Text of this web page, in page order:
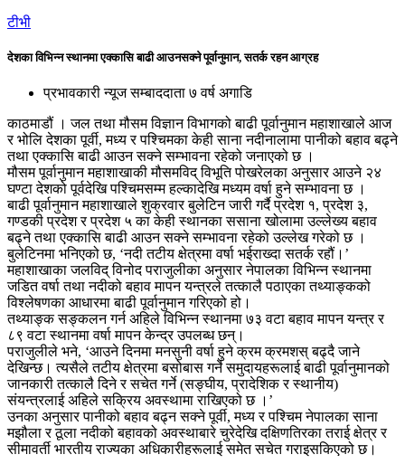
टीभी
देशका विभिन्न स्थानमा एक्कासि बाढी आउनसक्ने पूर्वानुमान, सतर्क रहन आग्रह
प्रभावकारी न्यूज सम्बाददाता ७ वर्ष अगाडि
काठमाडौं । जल तथा मौसम विज्ञान विभागको बाढी पूर्वानुमान महाशाखाले आज
र भोलि देशका पूर्वी, मध्य र पश्चिमका केही साना नदीनालामा पानीको बहाव बढ्ने
तथा एक्कासि बाढी आउन सक्ने सम्भावना रहेको जनाएको छ ।
मौसम पूर्वानुमान महाशाखाकी मौसमविद् विभूति पोखरेलका अनुसार आउने २४
घण्टा देशको पूर्वदेखि पश्चिमसम्म हल्कादेखि मध्यम वर्षा हुने सम्भावना छ ।
बाढी पूर्वानुमान महाशाखाले शुक्रवार बुलेटिन जारी गर्दै प्रदेश १, प्रदेश ३,
गण्डकी प्रदेश र प्रदेश ५ का केही स्थानका ससाना खोलामा उल्लेख्य बहाव
बढ्ने तथा एक्कासि बाढी आउन सक्ने सम्भावना रहेको उल्लेख गरेको छ ।
बुलेटिनमा भनिएको छ, ‘नदी तटीय क्षेत्रमा वर्षा भईराख्दा सतर्क रहौं।’
महाशाखाका जलविद् विनोद पराजुलीका अनुसार नेपालका विभिन्न स्थानमा
जडित वर्षा तथा नदीको बहाव मापन यन्त्रले तत्कालै पठाएका तथ्याङ्कको
विश्लेषणका आधारमा बाढी पूर्वानुमान गरिएको हो।
तथ्याङ्क सङ्कलन गर्न अहिले विभिन्न स्थानमा ७३ वटा बहाव मापन यन्त्र र
८९ वटा स्थानमा वर्षा मापन केन्द्र उपलब्ध छन्।
पराजुलीले भने, ‘आउने दिनमा मनसुनी वर्षा हुने क्रम क्रमशस् बढ्दै जाने
देखिन्छ। त्यसैले तटीय क्षेत्रमा बसोबास गर्ने समुदायहरूलाई बाढी पूर्वानुमानको
जानकारी तत्कालै दिने र सचेत गर्ने (सङ्घीय, प्रादेशिक र स्थानीय)
संयन्त्रलाई अहिले सक्रिय अवस्थामा राखिएको छ ।’
उनका अनुसार पानीको बहाव बढ्न सक्ने पूर्वी, मध्य र पश्चिम नेपालका साना
मझौला र ठूला नदीको बहावको अवस्थाबारे चुरेदेखि दक्षिणतिरका तराई क्षेत्र र
सीमावर्ती भारतीय राज्यका अधिकारीहरूलाई समेत सचेत गराइसकिएको छ।